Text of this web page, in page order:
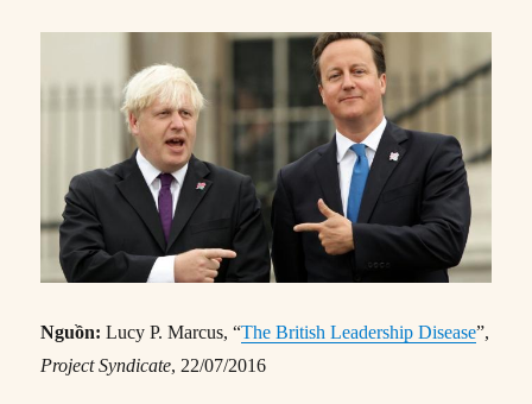
Nguồn: Lucy P. Marcus, “The British Leadership Disease”,
Project Syndicate, 22/07/2016